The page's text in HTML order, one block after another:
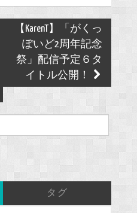
【KarenT】「がくっ
ぽいど2周年記念
祭」配信予定６タ
イトル公開！
タグ